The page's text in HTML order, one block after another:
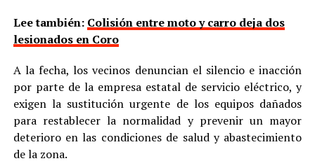
Lee también: Colisión entre moto y carro deja dos
lesionados en Coro
A la fecha, los vecinos denuncian el silencio e inacción
por parte de la empresa estatal de servicio eléctrico, y
exigen la sustitución urgente de los equipos dañados
para restablecer la normalidad y prevenir un mayor
deterioro en las condiciones de salud y abastecimiento
de la zona.